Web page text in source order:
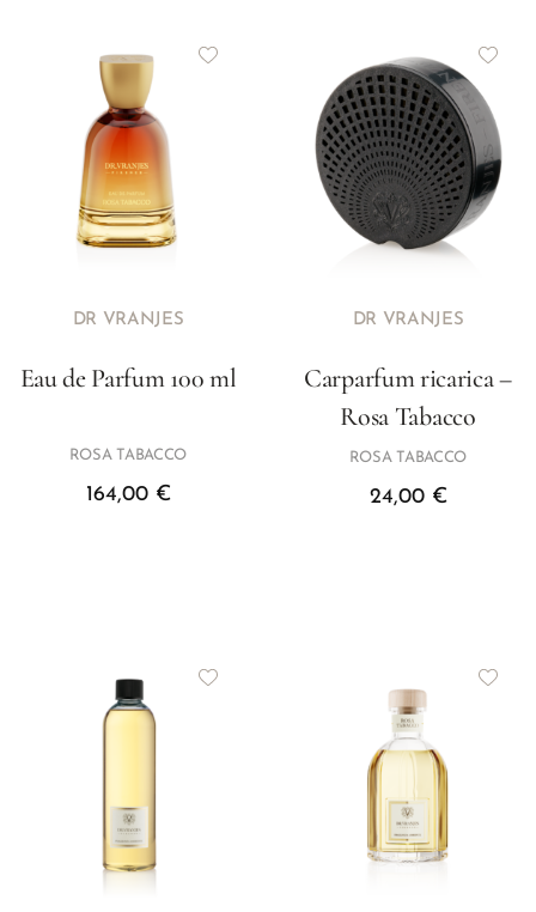
DR VRANJES
Eau de Parfum 100 ml
ROSA TABACCO
164,00 €
DR VRANJES
Carparfum ricarica –
Rosa Tabacco
ROSA TABACCO
24,00 €